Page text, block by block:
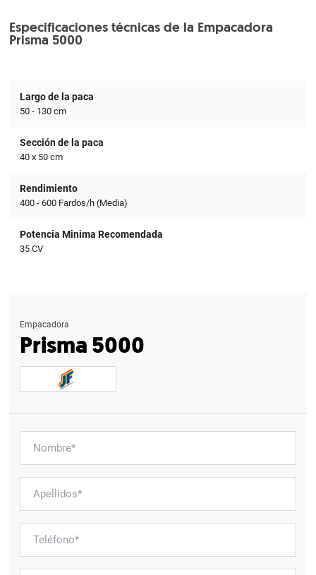
Especificaciones técnicas de la Empacadora
Prisma 5000
Largo de la paca
50 - 130 cm
Sección de la paca
40 x 50 cm
Rendimiento
400 - 600 Fardos/h (Media)
Potencia Minima Recomendada
35 CV
Empacadora
Prisma 5000